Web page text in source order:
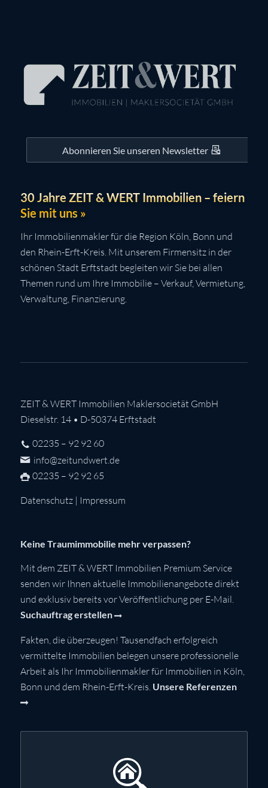
Abonnieren Sie unseren Newsletter
30 Jahre ZEIT & WERT Immobilien – feiern
Sie mit uns »
Ihr Immobilienmakler für die Region Köln, Bonn und
den Rhein-Erft-Kreis. Mit unserem Firmensitz in der
schönen Stadt Erftstadt begleiten wir Sie bei allen
Themen rund um Ihre Immobilie – Verkauf, Vermietung,
Verwaltung, Finanzierung.
ZEIT & WERT Immobilien Maklersocietät GmbH
Dieselstr. 14 • D-50374 Erftstadt
02235 – 92 92 60
info@zeitundwert.de
02235 – 92 92 65
Datenschutz| Impressum
Keine Traumimmobilie mehr verpassen?
Mit dem ZEIT & WERT Immobilien Premium Service
senden wir Ihnen aktuelle Immobilienangebote direkt
und exklusiv bereits vor Veröffentlichung per E-Mail.
Suchauftrag erstellen
Fakten, die überzeugen! Tausendfach erfolgreich
vermittelte Immobilien belegen unsere professionelle
Arbeit als Ihr Immobilienmakler für Immobilien in Köln,
Bonn und dem Rhein-Erft-Kreis. Unsere Referenzen